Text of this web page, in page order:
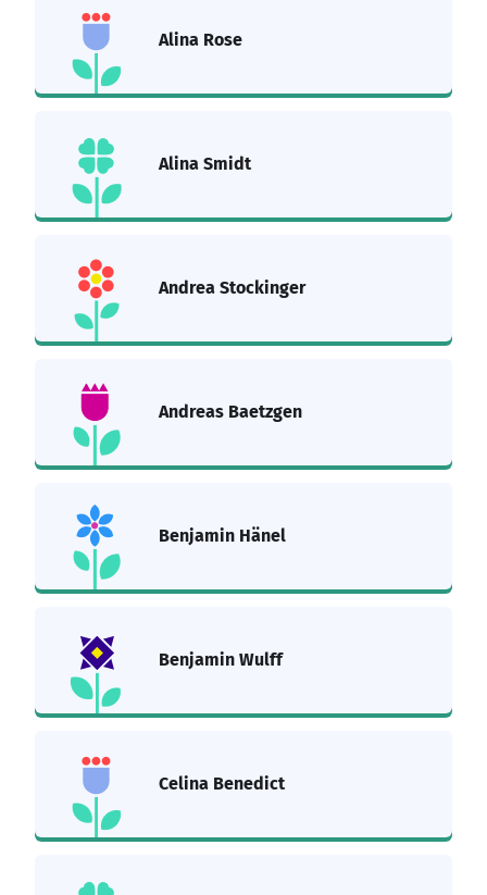
Alina Rose
Alina Smidt
Andrea Stockinger
Andreas Baetzgen
Benjamin Hänel
Benjamin Wulff
Celina Benedict